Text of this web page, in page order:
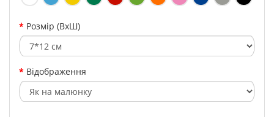
Розмір (ВхШ)
Відображення